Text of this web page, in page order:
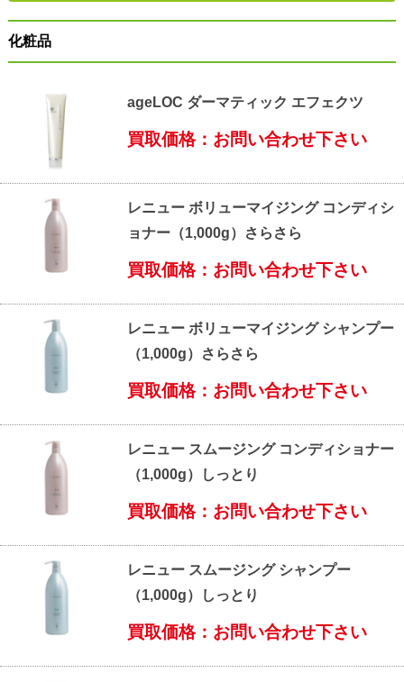
化粧品
ageLOC ダーマティック エフェクツ
買取価格：お問い合わせ下さい
レニュー ボリューマイジング コンディシ
ョナー（1,000g）さらさら
買取価格：お問い合わせ下さい
レニュー ボリューマイジング シャンプー
（1,000g）さらさら
買取価格：お問い合わせ下さい
レニュー スムージング コンディショナー
（1,000g）しっとり
買取価格：お問い合わせ下さい
レニュー スムージング シャンプー
（1,000g）しっとり
買取価格：お問い合わせ下さい